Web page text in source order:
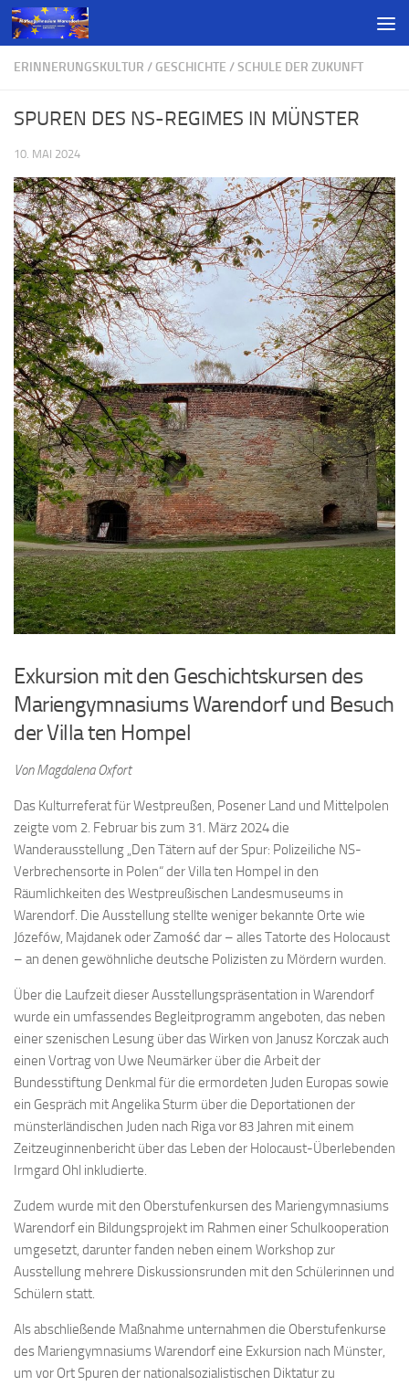
ERINNERUNGSKULTUR / GESCHICHTE /SCHULE DER ZUKUNFT
SPUREN DES NS-REGIMES IN MÜNSTER
10. MAI 2024
Exkursion mit den Geschichtskursen des
Mariengymnasiums Warendorf und Besuch
der Villa ten Hompel
Von Magdalena Oxfort
Das Kulturreferat für Westpreußen, Posener Land und Mittelpolen
zeigte vom 2. Februar bis zum 31. März 2024 die
Wanderausstellung „Den Tätern auf der Spur: Polizeiliche NS-
Verbrechensorte in Polen“ der Villa ten Hompel in den
Räumlichkeiten des Westpreußischen Landesmuseums in
Warendorf. Die Ausstellung stellte weniger bekannte Orte wie
Józefów, Majdanek oder Zamość dar – alles Tatorte des Holocaust
– an denen gewöhnliche deutsche Polizisten zu Mördern wurden.
Über die Laufzeit dieser Ausstellungspräsentation in Warendorf
wurde ein umfassendes Begleitprogramm angeboten, das neben
einer szenischen Lesung über das Wirken von Janusz Korczak auch
einen Vortrag von Uwe Neumärker über die Arbeit der
Bundesstiftung Denkmal für die ermordeten Juden Europas sowie
ein Gespräch mit Angelika Sturm über die Deportationen der
münsterländischen Juden nach Riga vor 83 Jahren mit einem
Zeitzeuginnenbericht über das Leben der Holocaust-Überlebenden
Irmgard Ohl inkludierte.
Zudem wurde mit den Oberstufenkursen des Mariengymnasiums
Warendorf ein Bildungsprojekt im Rahmen einer Schulkooperation
umgesetzt, darunter fanden neben einem Workshop zur
Ausstellung mehrere Diskussionsrunden mit den Schülerinnen und
Schülern statt.
Als abschließende Maßnahme unternahmen die Oberstufenkurse
des Mariengymnasiums Warendorf eine Exkursion nach Münster,
um vor Ort Spuren der nationalsozialistischen Diktatur zu